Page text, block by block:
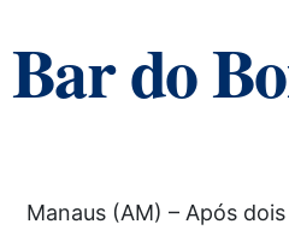
Bar do
Manaus (AM) – Após